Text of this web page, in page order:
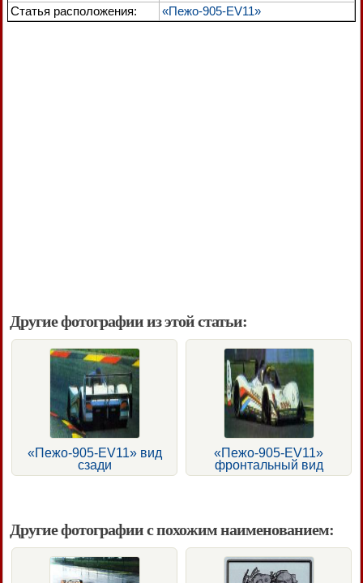
Статья расположения:
«Пежо-905-EV11»
Другие фотографии из этой статьи:
«Пежо-905-EV11» вид
сзади
«Пежо-905-EV11»
фронтальный вид
Другие фотографии с похожим наименованием: